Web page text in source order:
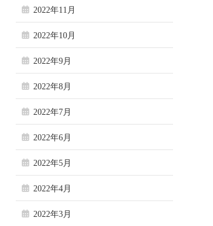
2022年11月
2022年10月
2022年9月
2022年8月
2022年7月
2022年6月
2022年5月
2022年4月
2022年3月